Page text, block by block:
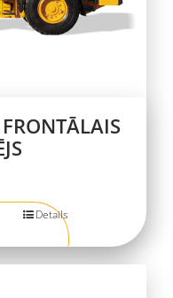
Details